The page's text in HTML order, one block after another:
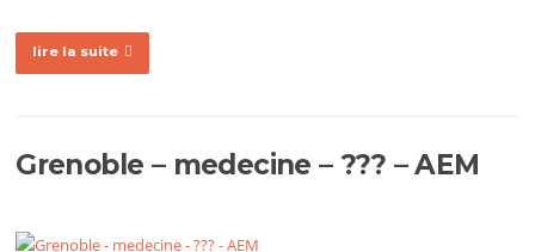
lire la suite
Grenoble – medecine – ??? – AEM